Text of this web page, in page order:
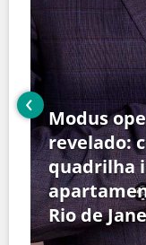
Modus
revelado:
quadrilha
Rio de
‹